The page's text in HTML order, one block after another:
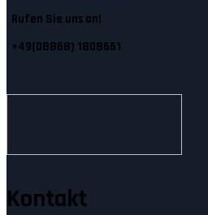
Rufen Sie uns an!
+49(08868) 1808661
Kontakt